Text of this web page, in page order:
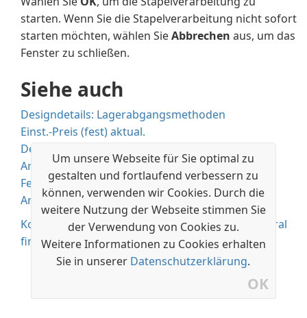
Um unsere Webseite für Sie optimal zu
gestalten und fortlaufend verbessern zu
können, verwenden wir Cookies. Durch die
weitere Nutzung der Webseite stimmen Sie
der Verwendung von Cookies zu.
Weitere Informationen zu Cookies erhalten
Sie in unserer Datenschutzerklärung.
OK
starten. Wenn Sie die Stapelverarbeitung nicht sofort
starten möchten, wählen SieAbbrechen aus, um das
Fenster zu schließen.
Siehe auch
Designdetails: Lagerabgangsmethoden
Einst.-Preis (fest) aktual.
Design Details: Kalkulation des Bestandes
Arbeiten mit Stücklisten für die Montage
Fertigungsauftrag erstellen
Arbeiten mit Stücklisten
Kostenlose E-Learning-Module für Business Central
finden Sie hier